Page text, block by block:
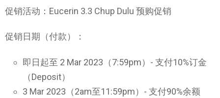
促销活动：Eucerin 3.3 Chup Dulu 预购促销
促销日期（付款）：
即日起至 2 Mar 2023（7:59pm）- 支付10%订金
（Deposit）
3 Mar 2023（2am至11:59pm）- 支付90%余额